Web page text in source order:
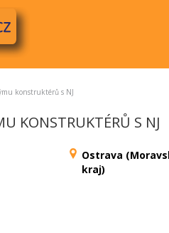
konstruktérů s NJ
KONSTRUKTÉRŮ S NJ
Ostrava
kraj)